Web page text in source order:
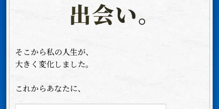
そこから私の人生が、
大きく変化しました。
これからあなたに、